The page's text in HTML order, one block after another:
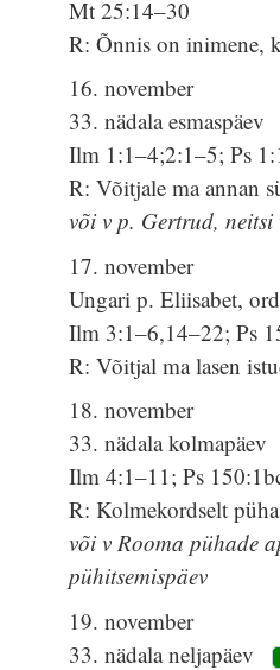
Mt 25:14–30
R: Õnnis on inimene,
16. november
33. nädala esmaspäev
Ilm 1:1–4;2:1–5; Ps
R: Võitjale ma annan
või v p. Gertrud,
17. november
Ungari p. Eliisabet,
Ilm 3:1–6,14–22; Ps
R: Võitjal ma lasen
18. november
33. nädala kolmapäev
Ilm 4:1–11; Ps
R: Kolmekordselt
või v Rooma pühade
pühitsemispäev
19. november
33. nädala neljapäev